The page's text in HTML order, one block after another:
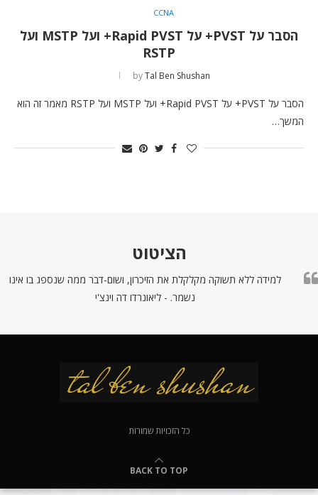
CCNA
הסבר על PVST+ על Rapid PVST+ ועל MSTP ועל
RSTP
byTal Ben Shushan
הסבר על PVST+ על Rapid PVST+ ועל MSTP ועל RSTP מאמר זה הוא
המשך…
הציטוט
למידה ללא תשוקה מקלקלת את הזיכרון, ושום-דבר ממה שנספג בו אינו
נשמר. - ליאונרדו דה וינצ'י
כל הזכויות שמורות
BACK TO TOP